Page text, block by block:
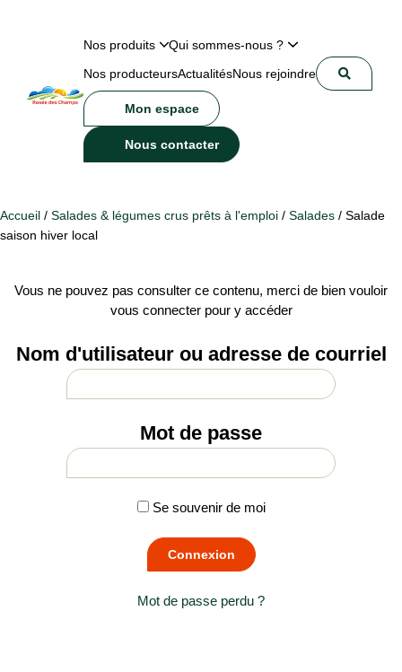
Nos produits
Qui sommes-nous ?
Nos producteursActualitésNous rejoindre
Mon espace
Nous contacter
Accueil / Salades & légumes crus prêts à l'emploi / Salades / Salade
saison hiver local
Vous ne pouvez pas consulter ce contenu, merci de bien vouloir
vous connecter pour y accéder
Nom d'utilisateur ou adresse de courriel
Mot de passe
Se souvenir de moi
Mot de passe perdu ?